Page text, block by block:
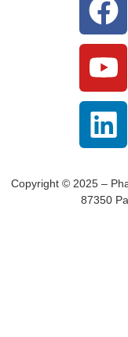
Copyright © 2025 –
87350